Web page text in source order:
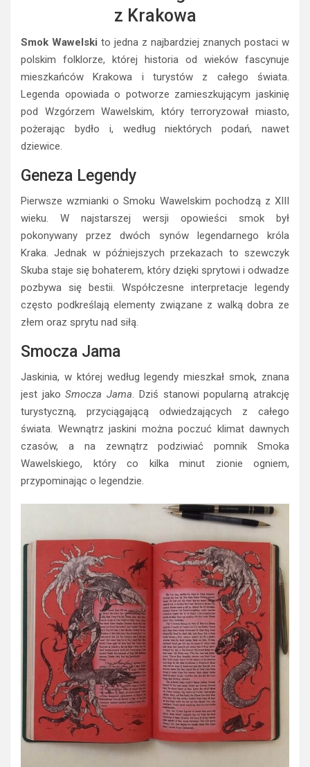
z Krakowa
Smok Wawelski to jedna z najbardziej znanych postaci w
polskim folklorze, której historia od wieków fascynuje
mieszkańców Krakowa i turystów z całego świata.
Legenda opowiada o potworze zamieszkującym jaskinię
pod Wzgórzem Wawelskim, który terroryzował miasto,
pożerając bydło i, według niektórych podań, nawet
dziewice.
Geneza Legendy
Pierwsze wzmianki o Smoku Wawelskim pochodzą z XIII
wieku. W najstarszej wersji opowieści smok był
pokonywany przez dwóch synów legendarnego króla
Kraka. Jednak w późniejszych przekazach to szewczyk
Skuba staje się bohaterem, który dzięki sprytowi i odwadze
pozbywa się bestii. Współczesne interpretacje legendy
często podkreślają elementy związane z walką dobra ze
złem oraz sprytu nad siłą.
Smocza Jama
Jaskinia, w której według legendy mieszkał smok, znana
jest jakoSmocza Jama. Dziś stanowi popularną atrakcję
turystyczną, przyciągającą odwiedzających z całego
świata. Wewnątrz jaskini można poczuć klimat dawnych
czasów, a na zewnątrz podziwiać pomnik Smoka
Wawelskiego, który co kilka minut zionie ogniem,
przypominając o legendzie.